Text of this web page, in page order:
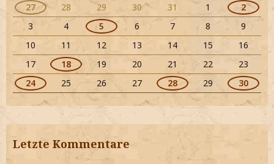
27 28 29 30 31 1
2
3
4 5 6 7 8
9
10
11 12 13 14 15
16
17
18 19 20 21 22
23
24
25 26 27 28 29 30
Letzte Kommentare